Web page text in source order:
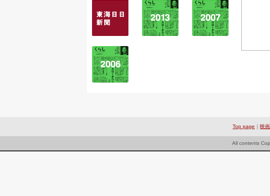
Top page ｜ 映
All contents